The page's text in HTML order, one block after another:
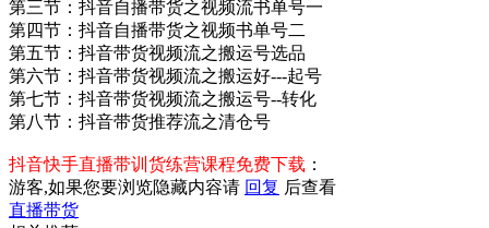
第三节：抖音自播带货之视频流书单号一
第四节：抖音自播带货之视频书单号二
第五节：抖音带货视频流之搬运号选品
第六节：抖音带货视频流之搬运好---起号
第七节：抖音带货视频流之搬运号--转化
第八节：抖音带货推荐流之清仓号
抖音‬快手直播带训货‬练营课程免费下载 ：
游客,如果您要浏览隐藏内容请 回复 后查看
直播带货